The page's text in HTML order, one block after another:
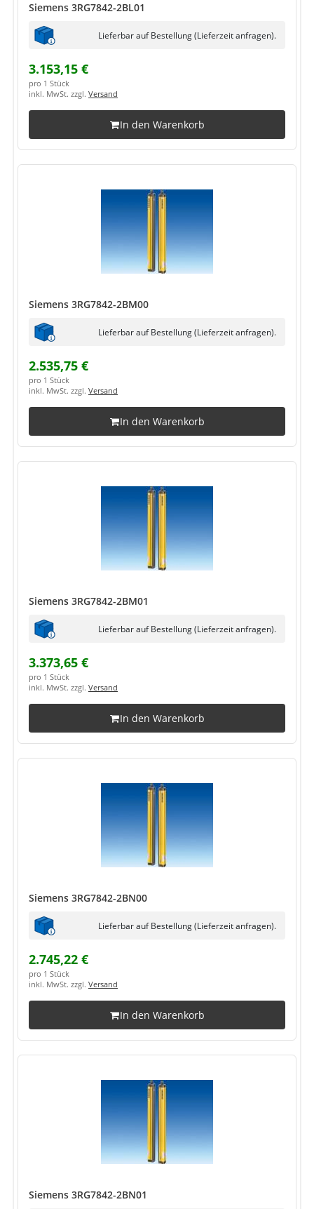
Siemens 3RG7842-2BL01
Lieferbar auf Bestellung (Lieferzeit anfragen).
3.153,15 €
pro 1 Stück
inkl. MwSt. zzgl. Versand
In den Warenkorb
Siemens 3RG7842-2BM00
Lieferbar auf Bestellung (Lieferzeit anfragen).
2.535,75 €
pro 1 Stück
inkl. MwSt. zzgl. Versand
In den Warenkorb
Siemens 3RG7842-2BM01
Lieferbar auf Bestellung (Lieferzeit anfragen).
3.373,65 €
pro 1 Stück
inkl. MwSt. zzgl. Versand
In den Warenkorb
Siemens 3RG7842-2BN00
Lieferbar auf Bestellung (Lieferzeit anfragen).
2.745,22 €
pro 1 Stück
inkl. MwSt. zzgl. Versand
In den Warenkorb
Siemens 3RG7842-2BN01